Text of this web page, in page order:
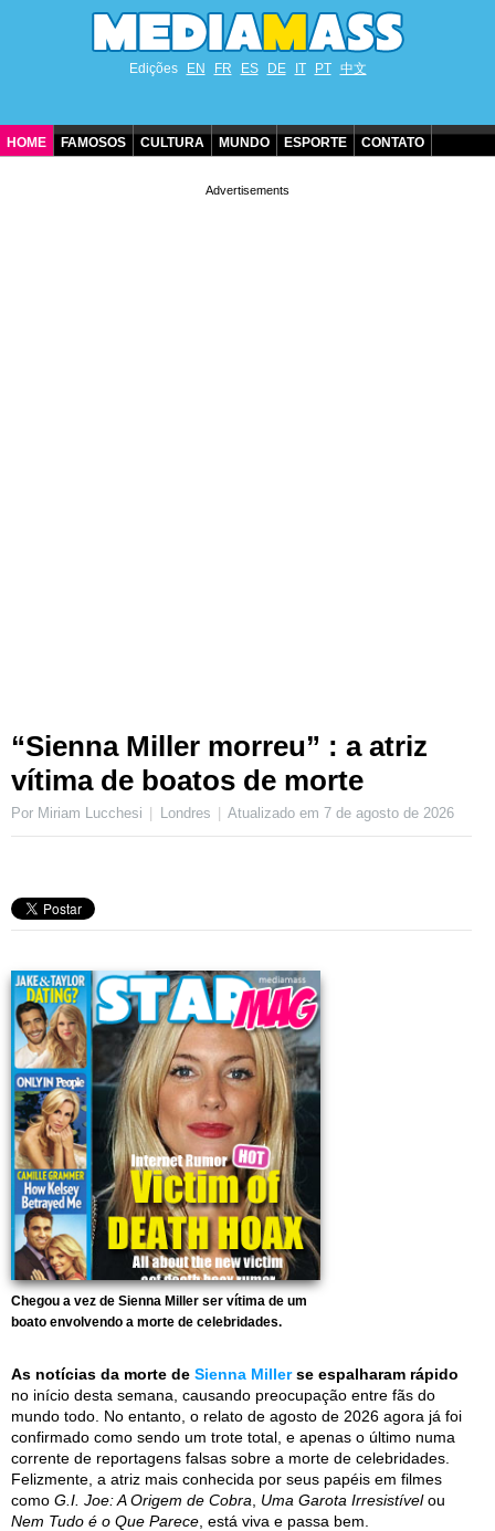
Edições EN FR ES DE IT PT 中文
HOME FAMOSOS CULTURA MUNDO ESPORTE CONTATO
“Sienna Miller morreu” : a atriz
vítima de boatos de morte
Por Miriam Lucchesi Londres Atualizado em 7 de agosto de 2026
Chegou a vez de Sienna Miller ser vítima de um
boato envolvendo a morte de celebridades.
As notícias da morte de Sienna Millerse espalharam rápido
no início desta semana, causando preocupação entre fãs do
mundo todo. No entanto, o relato de agosto de 2026 agora já foi
confirmado como sendo um trote total, e apenas o último numa
corrente de reportagens falsas sobre a morte de celebridades.
Felizmente, a atriz mais conhecida por seus papéis em filmes
como G.I. Joe: A Origem de Cobra Uma Garota Irresistívelou
Nem Tudo é o Que Parece , está viva e passa bem.